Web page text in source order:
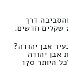
דרך
אבן יהודה?
אבן יהודה
בסינתזה של להרכיב ולפרק התעריף זה 410 ולכל היותר 170